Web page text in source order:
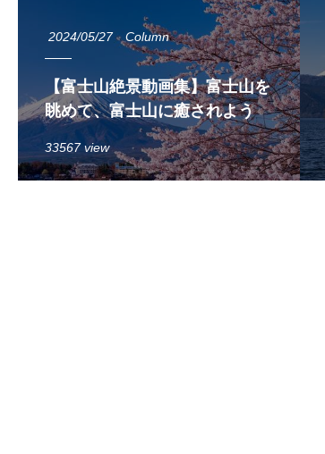
2024/05/27 Column
【富士山絶景動画集】富士山を
眺めて、富士山に癒されよう
33567 view